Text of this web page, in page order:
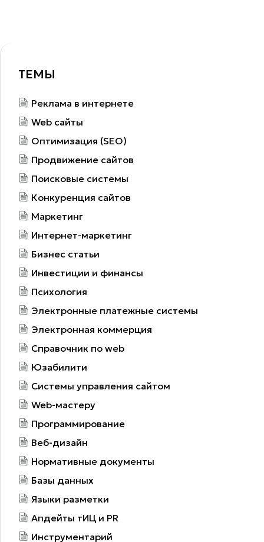
ТЕМЫ
Реклама в интернете
Web сайты
Оптимизация (SEO)
Продвижение сайтов
Поисковые системы
Конкуренция сайтов
Маркетинг
Интернет-маркетинг
Бизнес статьи
Инвестиции и финансы
Психология
Электронные платежные системы
Электронная коммерция
Справочник по web
Юзабилити
Системы управления сайтом
Web-мастеру
Программирование
Веб-дизайн
Нормативные документы
Базы данных
Языки разметки
Апдейты тИЦ и PR
Инструментарий